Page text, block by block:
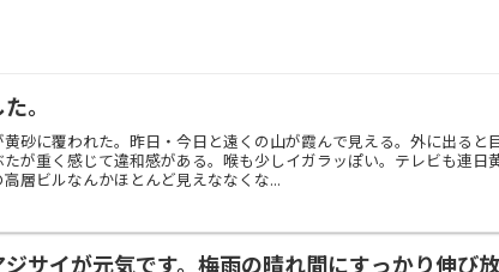
。
砂に覆われた。昨日・今日と遠くの山が霞んで見える。外に出ると
が重く感じて違和感がある。喉も少しイガラッぽい。テレビも連日
層ビルなんかほとんど見えななくな...
サイが元気です。梅雨の晴れ間にすっかり伸び